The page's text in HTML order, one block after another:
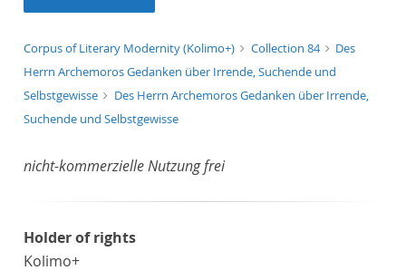
Corpus of Literary Modernity (Kolimo+) Collection 84
Des
Herrn Archemoros Gedanken über Irrende, Suchende und
Selbstgewisse
Des Herrn Archemoros Gedanken über Irrende,
Suchende und Selbstgewisse
nicht-kommerzielle Nutzung frei
Holder of rights
Kolimo+